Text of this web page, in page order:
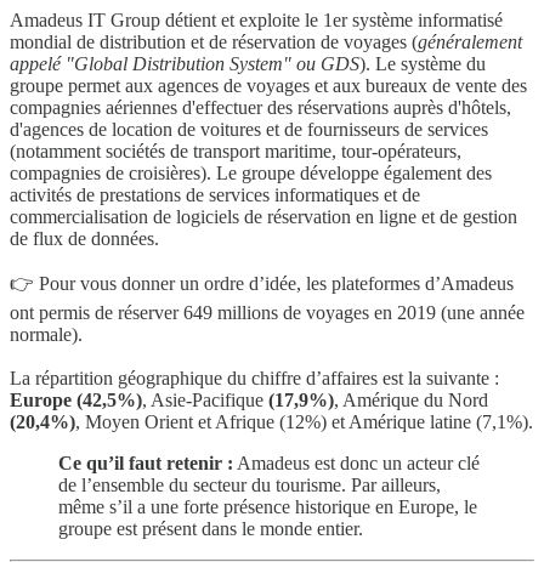
Amadeus IT Group détient et exploite le 1er système informatisé
mondial de distribution et de réservation de voyages (généralement
appelé "Global Distribution System" ou GDS). Le système du
groupe permet aux agences de voyages et aux bureaux de vente des
compagnies aériennes d'effectuer des réservations auprès d'hôtels,
d'agences de location de voitures et de fournisseurs de services
(notamment sociétés de transport maritime, tour-opérateurs,
compagnies de croisières). Le groupe développe également des
activités de prestations de services informatiques et de
commercialisation de logiciels de réservation en ligne et de gestion
de flux de données.
👉 Pour vous donner un ordre d’idée, les plateformes d’Amadeus
ont permis de réserver 649 millions de voyages en 2019 (une année
normale).
La répartition géographique du chiffre d’affaires est la suivante :
Europe (42,5%), Asie-Pacifique (17,9%), Amérique du Nord
(20,4%), Moyen Orient et Afrique (12%) et Amérique latine (7,1%).
Ce qu’il faut retenir : Amadeus est donc un acteur clé
de l’ensemble du secteur du tourisme. Par ailleurs,
même s’il a une forte présence historique en Europe, le
groupe est présent dans le monde entier.